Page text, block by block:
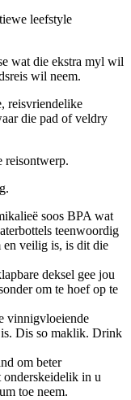
leefstyle
wat die ekstra myl wil
wil neem.
reisvriendelike
die pad of veldry
reisontwerp.
soos BPA wat
teenwoordig
en veilig is, is dit die
deksel gee jou
om te hoef op te
vinnigvloeiende
Dis so maklik. Drink
om beter
onderskeidelik in u
toe neem.